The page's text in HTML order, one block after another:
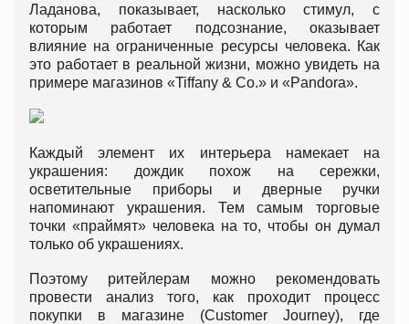
Ладанова, показывает, насколько стимул, с
которым работает подсознание, оказывает
влияние на ограниченные ресурсы человека. Как
это работает в реальной жизни, можно увидеть на
примере магазинов «Tiffany & Co.» и «Pandora».
Каждый элемент их интерьера намекает на
украшения: дождик похож на сережки,
осветительные приборы и дверные ручки
напоминают украшения. Тем самым торговые
точки «праймят» человека на то, чтобы он думал
только об украшениях.
Поэтому ритейлерам можно рекомендовать
провести анализ того, как проходит процесс
покупки в магазине (Customer Journey), где